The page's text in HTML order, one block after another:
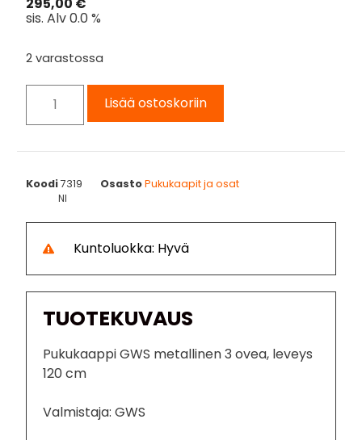
sis. Alv 0.0 %
2 varastossa
Lisää ostoskoriin
Koodi7319 OsastoPukukaapit ja osat
NI
Kuntoluokka: Hyvä
TUOTEKUVAUS
Pukukaappi GWS metallinen 3 ovea, leveys
120 cm
Valmistaja: GWS